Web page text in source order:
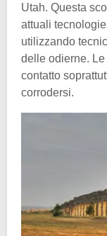
Utah. Questa
attuali
utilizzando
delle odierne.
contatto
corrodersi.